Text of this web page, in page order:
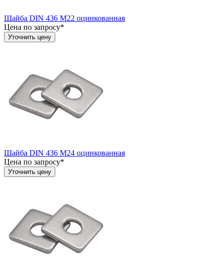
Шайба DIN 436 М22 оцинкованная
Цена по запросу*
Уточнить цену
Шайба DIN 436 М24 оцинкованная
Цена по запросу*
Уточнить цену